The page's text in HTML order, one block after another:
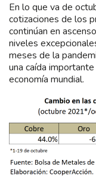
En lo que va de
cotizaciones de los
continúan en
niveles
meses de la
una caída
economía mundial.